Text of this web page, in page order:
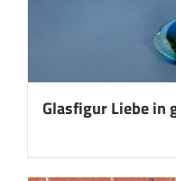
Glasfigur Liebe in